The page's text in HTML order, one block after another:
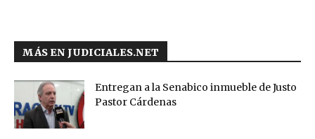
MÁS EN JUDICIALES.NET
Entregan a la Senabico inmueble de Justo
Pastor Cárdenas